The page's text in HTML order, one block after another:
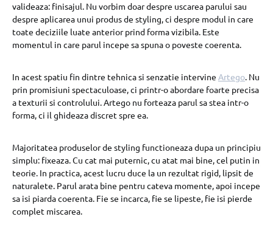
valideaza: finisajul. Nu vorbim doar despre uscarea parului sau
despre aplicarea unui produs de styling, ci despre modul in care
toate deciziile luate anterior prind forma vizibila. Este
momentul in care parul incepe sa spuna o poveste coerenta.
In acest spatiu fin dintre tehnica si senzatie intervine Artego. Nu
prin promisiuni spectaculoase, ci printr-o abordare foarte precisa
a texturii si controlului. Artego nu forteaza parul sa stea intr-o
forma, ci il ghideaza discret spre ea.
Majoritatea produselor de styling functioneaza dupa un principiu
simplu: fixeaza. Cu cat mai puternic, cu atat mai bine, cel putin in
teorie. In practica, acest lucru duce la un rezultat rigid, lipsit de
naturalete. Parul arata bine pentru cateva momente, apoi incepe
sa isi piarda coerenta. Fie se incarca, fie se lipeste, fie isi pierde
complet miscarea.